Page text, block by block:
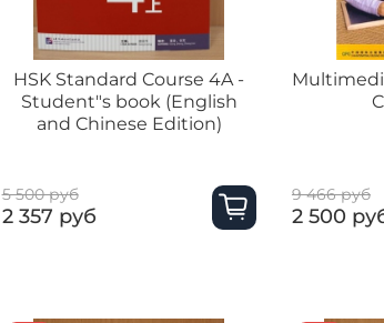
HSK Standard Course 4A -
Student"s book (English
and Chinese Edition)
5 500 руб
2 357 руб
9 466 руб
2 500